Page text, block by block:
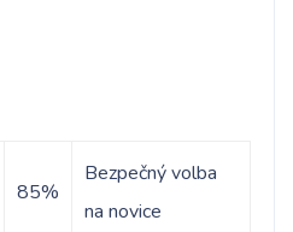
85%
Bezpečný volba
na novice